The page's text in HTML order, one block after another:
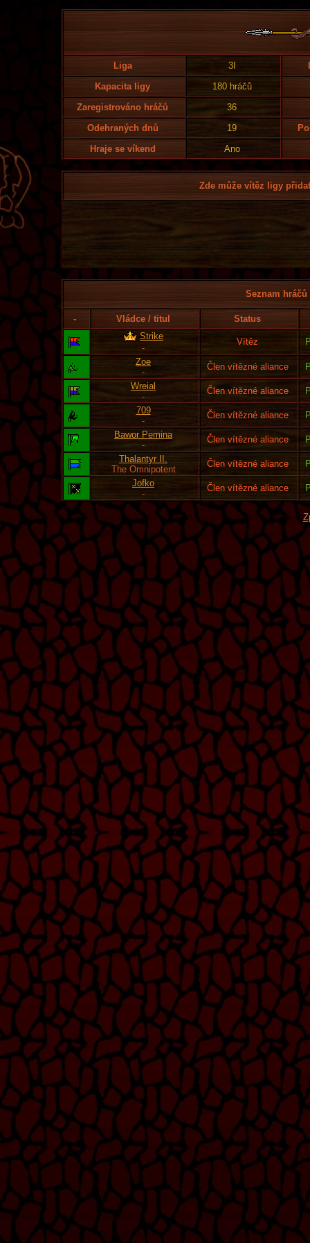
Liga 3I
Kapacita ligy
180 hráčů
Zaregistrováno hráčů
36
Odehraných dnů
19
Hraje se víkend
Ano
Zde může vítěz ligy
Seznam
- Vládce / titul
Status
Strike
-
Vítěz
Zoe
-
Člen vítězné aliance
Wreial
-
Člen vítězné aliance
709
-
Člen vítězné aliance
Bawor Pemina
-
Člen vítězné aliance
Thalantyr II.
The Omnipotent
Člen vítězné aliance
Jofko
-
Člen vítězné aliance